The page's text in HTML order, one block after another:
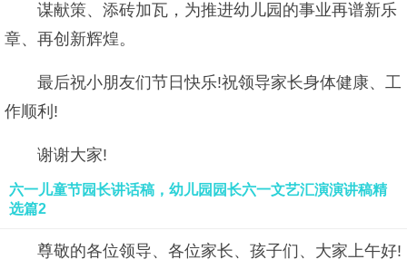
谋献策、添砖加瓦，为推进幼儿园的事业再谱新乐
章、再创新辉煌。
最后祝小朋友们节日快乐!祝领导家长身体健康、工
作顺利!
谢谢大家!
六一儿童节园长讲话稿，幼儿园园长六一文艺汇演演讲稿精
选篇2
尊敬的各位领导、各位家长、孩子们、大家上午好!